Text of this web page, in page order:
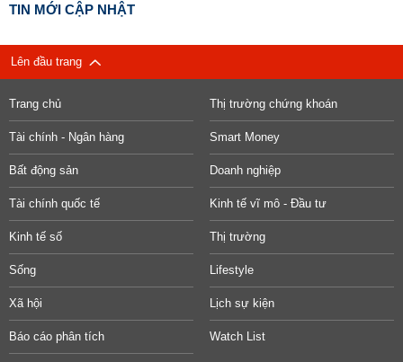
TIN MỚI CẬP NHẬT
Lên đầu trang
Trang chủ Thị trường chứng khoán
Tài chính - Ngân hàng Smart Money
Bất động sản Doanh nghiệp
Tài chính quốc tế Kinh tế vĩ mô - Đầu tư
Kinh tế số Thị trường
Sống Lifestyle
Xã hội Lịch sự kiện
Báo cáo phân tích Watch List